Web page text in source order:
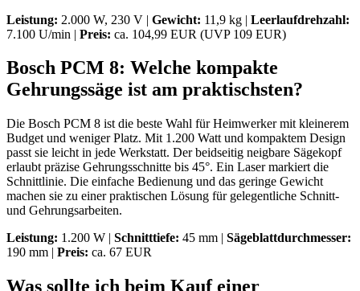
Leistung: 2.000 W, 230 V | Gewicht: 11,9 kg | Leerlaufdrehzahl:
7.100 U/min | Preis: ca. 104,99 EUR (UVP 109 EUR)
Bosch PCM 8: Welche kompakte
Gehrungssäge ist am praktischsten?
Die Bosch PCM 8 ist die beste Wahl für Heimwerker mit kleinerem
Budget und weniger Platz. Mit 1.200 Watt und kompaktem Design
passt sie leicht in jede Werkstatt. Der beidseitig neigbare Sägekopf
erlaubt präzise Gehrungsschnitte bis 45°. Ein Laser markiert die
Schnittlinie. Die einfache Bedienung und das geringe Gewicht
machen sie zu einer praktischen Lösung für gelegentliche Schnitt-
und Gehrungsarbeiten.
Leistung: 1.200 W | Schnitttiefe: 45 mm | Sägeblattdurchmesser:
190 mm | Preis: ca. 67 EUR
Was sollte ich beim Kauf einer